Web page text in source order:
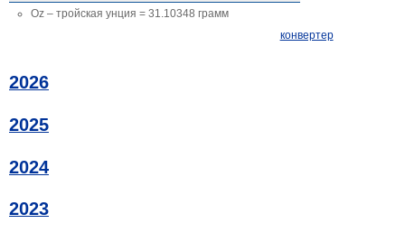
Oz – тройская унция = 31.10348 грамм
конвертер
2026
2025
2024
2023